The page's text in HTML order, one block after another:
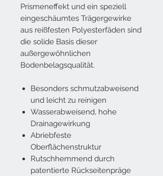
Prismeneffekt und ein speziell
eingeschäumtes Trägergewirke
aus reißfesten Polyesterfäden sind
die solide Basis dieser
außergewöhnlichen
Bodenbelagsqualität.
Besonders schmutzabweisend
und leicht zu reinigen
Wasserabweisend, hohe
Drainagewirkung
Abriebfeste
Oberflächenstruktur
Rutschhemmend durch
patentierte Rückseitenpräge